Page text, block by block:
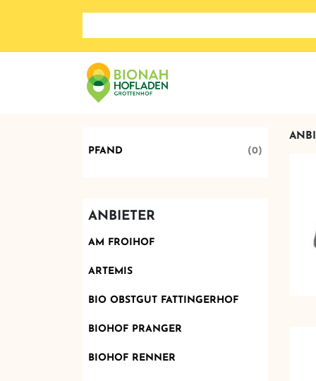
PFAND (0)
ANBIETER
AM FROIHOF
ARTEMIS
BIO OBSTGUT FATTINGERHOF
BIOHOF PRANGER
BIOHOF RENNER